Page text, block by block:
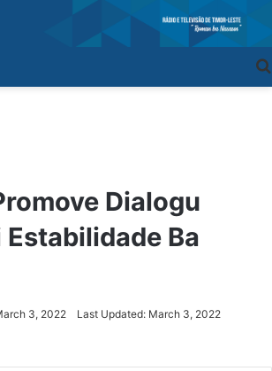
Dialogu
Ba
3, 2022 Last Updated: March 3, 2022